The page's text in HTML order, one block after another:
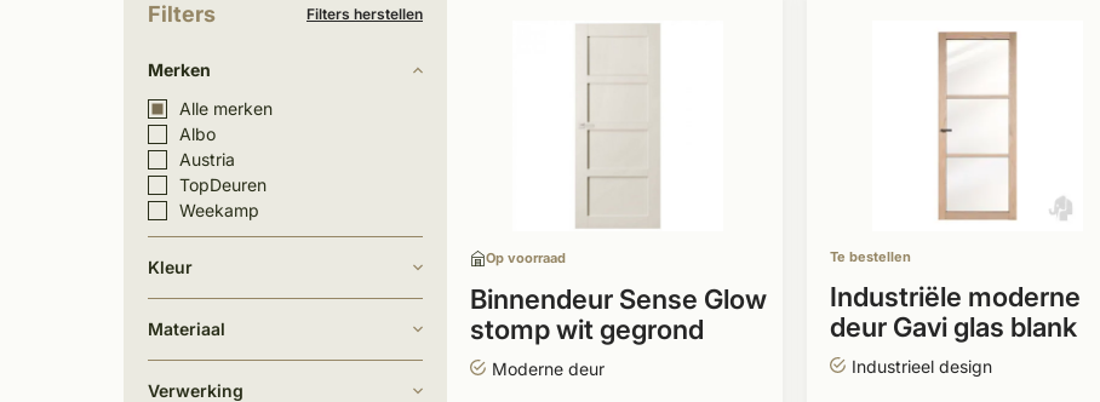
Filters Filters herstellen
Merken
Alle merken
Albo
Austria
TopDeuren
Weekamp
Kleur
Materiaal
Verwerking
Op voorraad
Binnendeur Sense Glow
stomp wit gegrond
Moderne deur
Te bestellen
Industriële moderne
deur Gavi glas blank
eiken stomp
Industrieel design